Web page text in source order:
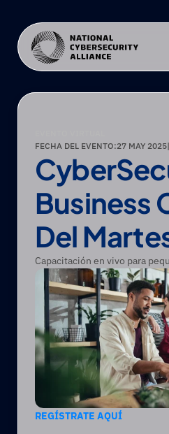
FECHA DEL EVENTO:27 MAY 2025|
Business
Del
Capacitación en vivo para
REGÍSTRATE AQUÍ